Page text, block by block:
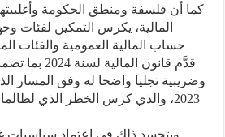
كما أن فلسفة ومنطق الحكومة
المالية، يكرس التمكين لفئات
حساب المالية العمومية والفئات
قدَّم قانون
وضريبية تجليا واضحا له وفق المسار
2023، والذي كرس الخطر الذي